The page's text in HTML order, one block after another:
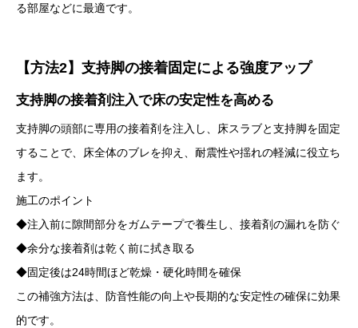
る部屋などに最適です。
【方法2】支持脚の接着固定による強度アップ
支持脚の接着剤注入で床の安定性を高める
支持脚の頭部に専用の接着剤を注入し、床スラブと支持脚を固定
することで、床全体のブレを抑え、耐震性や揺れの軽減に役立ち
ます。
施工のポイント
◆注入前に隙間部分をガムテープで養生し、接着剤の漏れを防ぐ
◆余分な接着剤は乾く前に拭き取る
◆固定後は24時間ほど乾燥・硬化時間を確保
この補強方法は、防音性能の向上や長期的な安定性の確保に効果
的です。